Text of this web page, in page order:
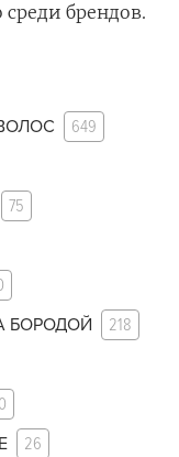
среди брендов.
649
75
БОРОДОЙ 218
26